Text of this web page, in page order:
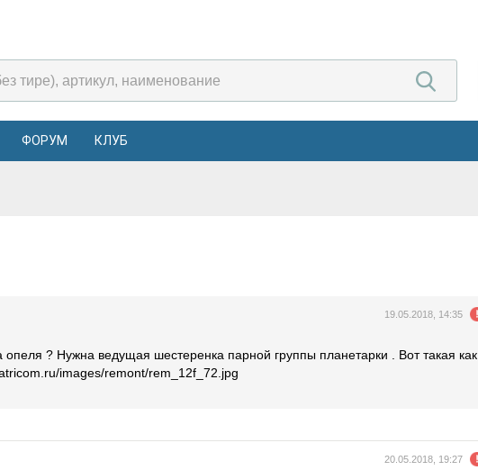
ФОРУМ КЛУБ
19.05.2018, 14:35
опеля ? Нужна ведущая шестеренка парной группы планетарки . Вот такая как
images/remont/rem_12f_72.jpg
20.05.2018, 19:27